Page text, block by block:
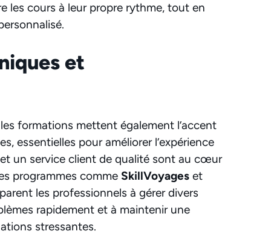
les cours à leur propre rythme, tout en
et
formations mettent également l’accent
essentielles pour améliorer l’expérience
un service client de qualité sont au cœur
programmes comme SkillVoyages et
les professionnels à gérer divers
rapidement et à maintenir une
stressantes.